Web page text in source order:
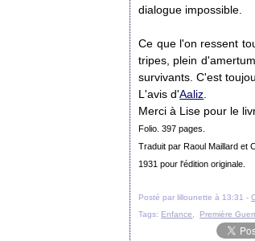
dialogue impossible.
Ce que l'on ressent
tripes, plein
survivants. C'est
L'avis d'Aaliz
Merci à Lise pour le
Folio. 397 pages.
Traduit par Raoul Maillard et
1931 pour l'édition originale.
Posté par lillounette à 13:31 -
Tags: Enfance Première